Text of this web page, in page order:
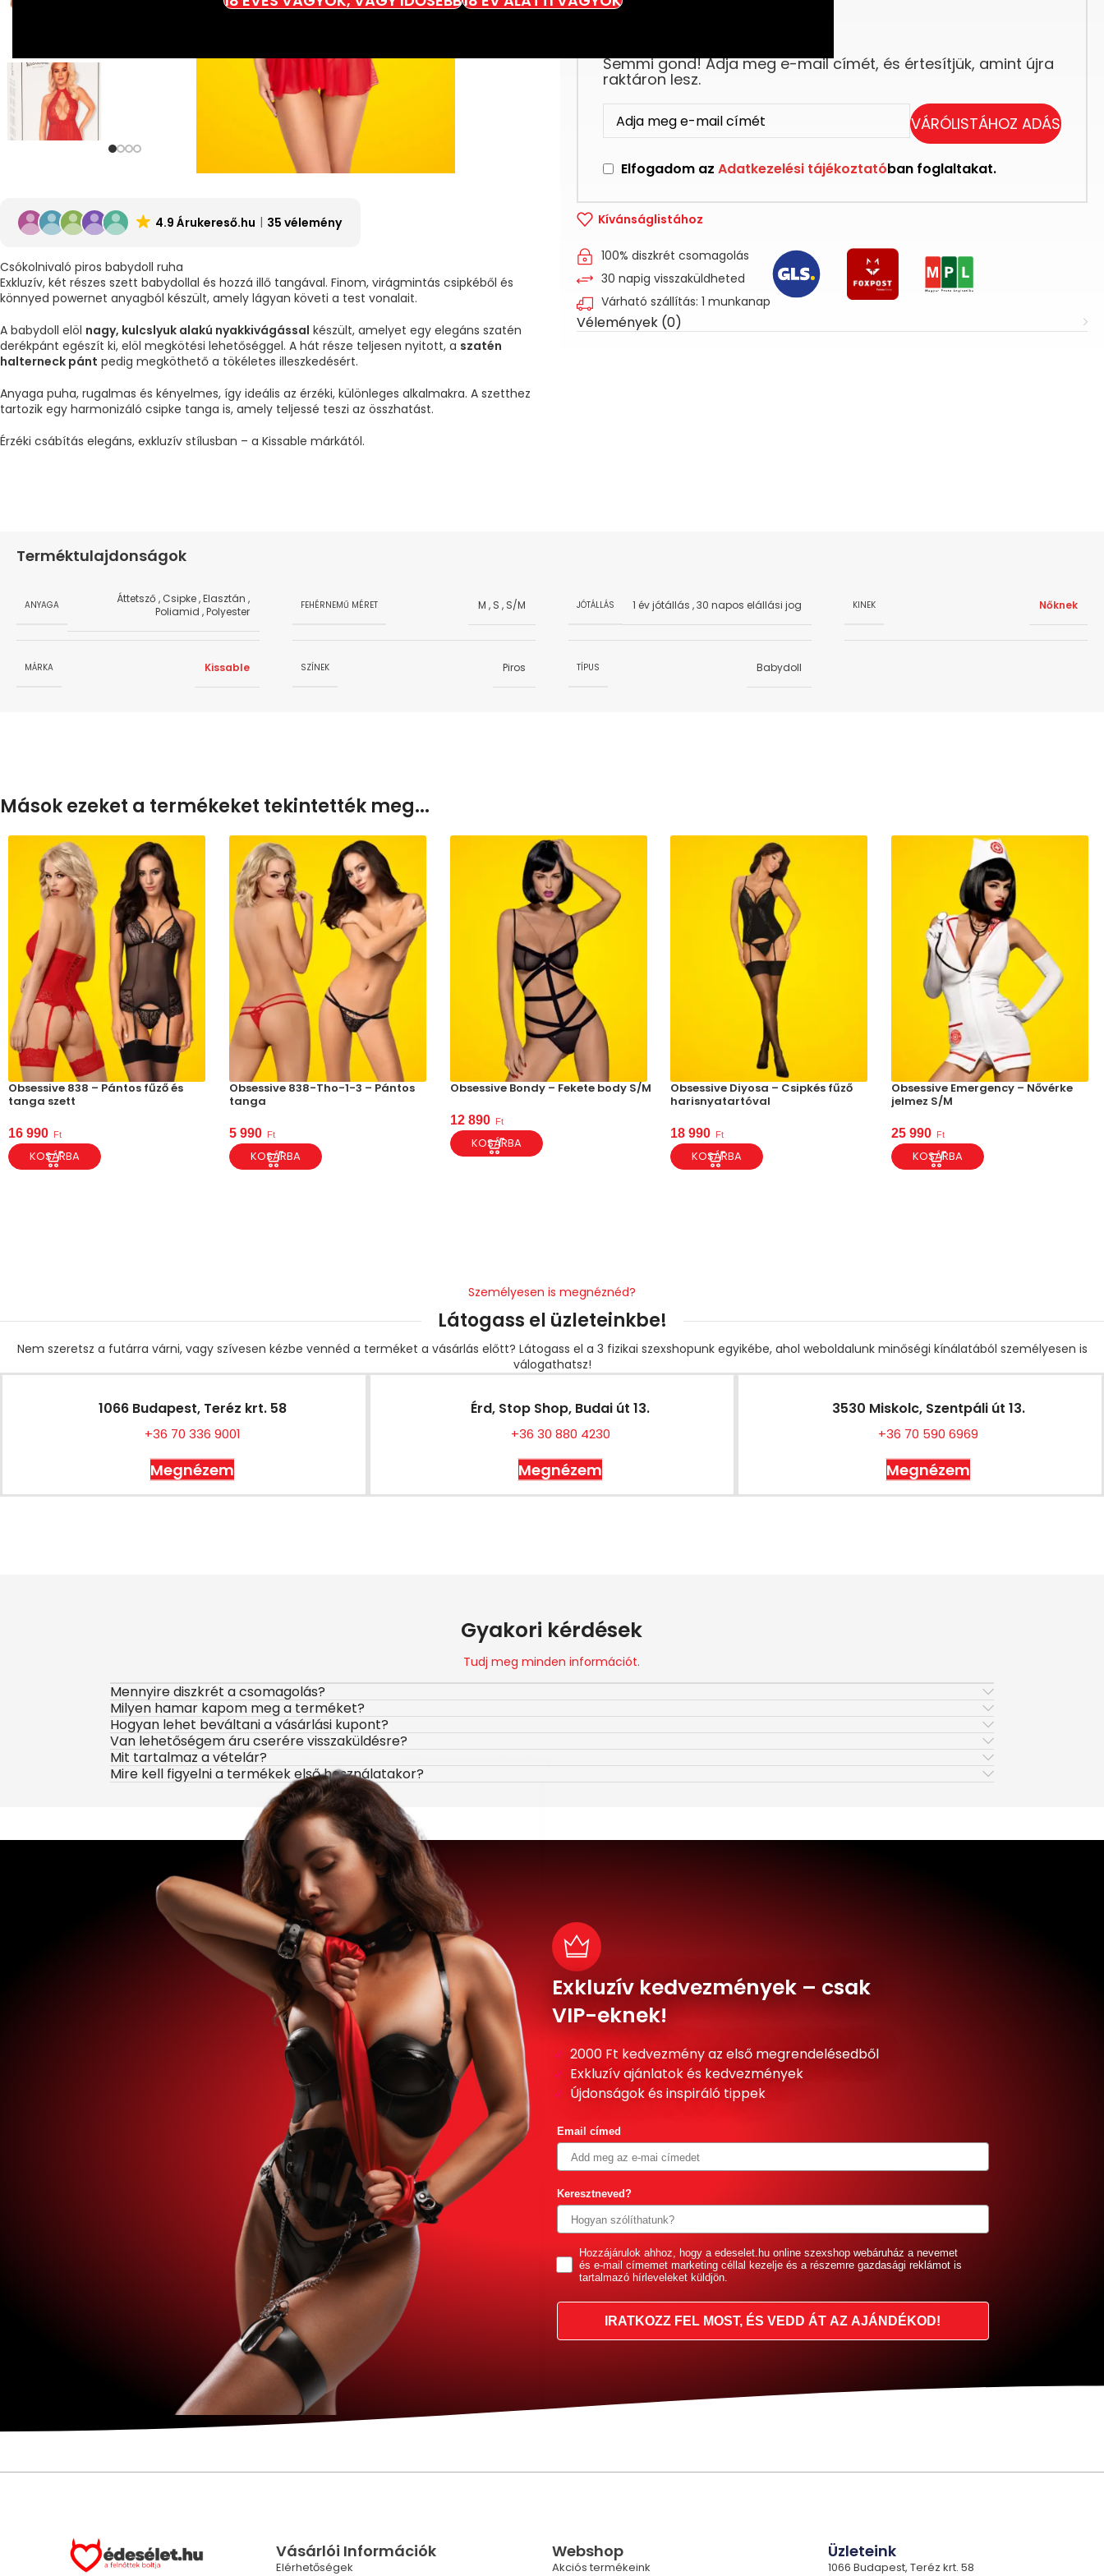
4.9 Árukereső.hu 35 vélemény
Csókolnivaló piros babydoll ruha
Exkluzív, két részes szett babydollal és hozzá illő tangával. Finom, virágmintás csipkéből és
könnyed powernet anyagból készült, amely lágyan követi a test vonalait.
A babydoll elöl nagy, kulcslyuk alakú nyakkivágással készült, amelyet egy elegáns szatén
derékpánt egészít ki, elöl megkötési lehetőséggel. A hát része teljesen nyitott, a szatén
halterneck pánt pedig megköthető a tökéletes illeszkedésért.
Anyaga puha, rugalmas és kényelmes, így ideális az érzéki, különleges alkalmakra. A szetthez
tartozik egy harmonizáló csipke tanga is, amely teljessé teszi az összhatást.
Érzéki csábítás elegáns, exkluzív stílusban – a Kissable márkától.
Semmi gond! Adja meg e-mail címét, és értesítjük, amint újra
raktáron lesz.
VÁRÓLISTÁHOZ ADÁS
Elfogadom az Adatkezelési tájékoztatóban foglaltakat.
Kívánságlistához
100% diszkrét csomagolás
30 napig visszaküldheted
Várható szállítás: 1 munkanap
Vélemények (0)
Terméktulajdonságok
ANYAGA Áttetsző , Csipke,Elasztán ,
Poliamid ,Polyester FEHÉRNEMŰ MÉRET M , S , S/M JÓTÁLLÁS 1 év jótállás ,30 napos elállási jog KINEK Nőknek
MÁRKA Kissable SZÍNEK Piros TÍPUS Babydoll
Mások ezeket a termékeket tekintették meg...
Obsessive 838 – Pántos fűző és
tanga szett
16 990 Ft
KOSÁRBA
Obsessive 838-Tho-1-3 – Pántos
tanga
5 990 Ft
KOSÁRBA
Obsessive Bondy – Fekete body S/M
12 890 Ft
KOSÁRBA
Obsessive Diyosa – Csipkés fűző
harisnyatartóval
18 990 Ft
KOSÁRBA
Obsessive Emergency – Nővérke
jelmez S/M
25 990 Ft
KOSÁRBA
Személyesen is megnéznéd?
Látogass el üzleteinkbe!
Nem szeretsz a futárra várni, vagy szívesen kézbe vennéd a terméket a vásárlás előtt? Látogass el a 3 fizikai szexshopunk egyikébe, ahol weboldalunk minőségi kínálatából személyesen is
válogathatsz!
1066 Budapest, Teréz krt. 58
+36 70 336 9001
Megnézem
Érd, Stop Shop, Budai út 13.
+36 30 880 4230
Megnézem
3530 Miskolc, Szentpáli út 13.
+36 70 590 6969
Megnézem
Gyakori kérdések
Tudj meg minden információt.
Mennyire diszkrét a csomagolás?
Milyen hamar kapom meg a terméket?
Hogyan lehet beváltani a vásárlási kupont?
Van lehetőségem áru cserére visszaküldésre?
Mit tartalmaz a vételár?
Mire kell figyelni a termékek első használatakor?
Exkluzív kedvezmények – csak
VIP-eknek!
2000 Ft kedvezmény az első megrendelésedből
Exkluzív ajánlatok és kedvezmények
Újdonságok és inspiráló tippek
Email címed
Keresztneved?
GDPRHozzájárulok ahhoz, hogy a edeselet.hu online szexshop webáruház a nevemet
és e-mail címemet marketing céllal kezelje és a részemre gazdasági reklámot is
tartalmazó hírleveleket küldjön.
IRATKOZZ FEL MOST, ÉS VEDD ÁT AZ AJÁNDÉKOD!
Vásárlói Információk
Elérhetőségek
Webshop
Akciós termékeink
Üzleteink
1066 Budapest, Teréz krt. 58